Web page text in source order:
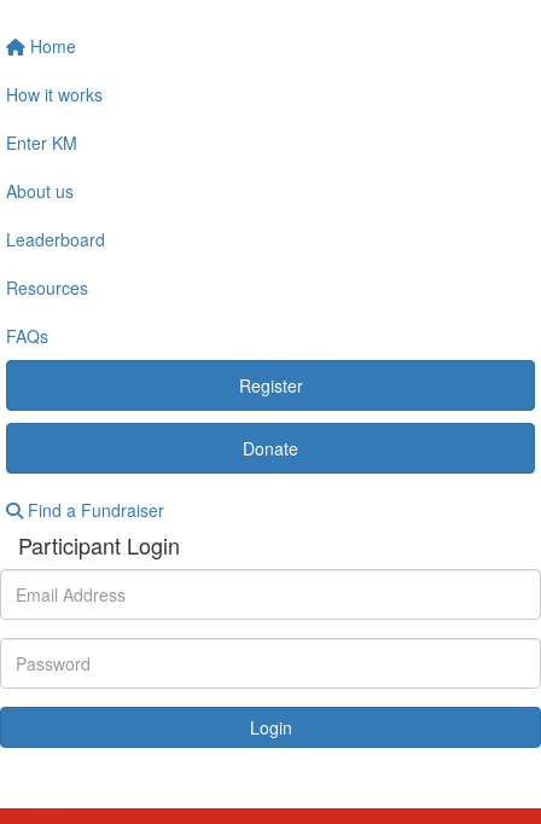
Home
How it works
Enter KM
About us
Leaderboard
Resources
FAQs
Register
Donate
Find a Fundraiser
Participant Login
Login